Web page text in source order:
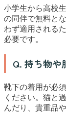
小学生から高校
の同伴で無料と
わず適用される
必要です。
Q. 持ち物や
靴下の着用が必
ください。猫と
んだり、貴重品